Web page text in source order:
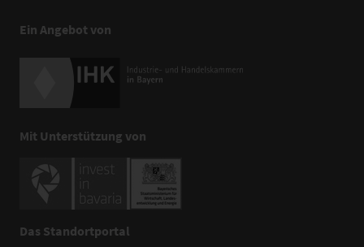
Ein Angebot von
Mit Unterstützung von
Das Standortportal